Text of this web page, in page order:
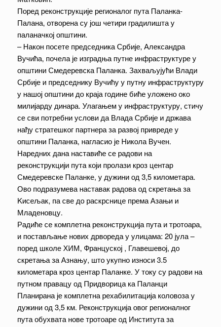
Поред реконструкције регионалог пута Паланка-
Палана, отворена су још четири градилишта у
паланачкој општини.
– Након посете председника Србије, Александра
Вучића, почела је изградња путне инфраструктуре у
општини Смедеревска Паланка. Захваљујући Влади
Србије и председнику Вучићу у путну инфраструктуру
у нашој општини до краја године биће уложено око
милијарду динара. Улагањем у инфраструктуру, стичу
се сви потребни услови да Влада Србије и држава
нађу стратешког партнера за развој привреде у
општини Паланка, нагласио је Никола Вучен.
Наредних дана наставиће се радови на
реконструкцији пута који пролази кроз центар
Смедеревске Паланке, у дужини од 3,5 километара.
Ово подразумева наставак радова од скретања за
Kисељак, па све до раскрснице према Азањи и
Младеновцу.
Радиће се комплетна реконструкција пута и тротоара,
и постављање нових дрвореда у улицама: 20 јула –
поред школе ХИМ, Француској , Главешевој, до
скретања за Азнању, што укупно износи 3.5
километара кроз центар Паланке. У току су радови на
путном правацу од Придворица ка Паланци
Планирана је комплетна рехабилитација коловоза у
дужини од 3,5 км. Реконструкција овог регионалног
пута обухвата нове тротоаре од Института за